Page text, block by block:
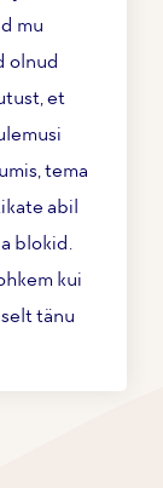
mu
olnud
et
tema
abil
blokid.
kui
tänu